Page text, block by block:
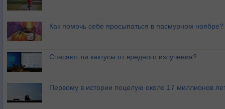
Как помочь себе просыпаться в пасмурном ноябре?
Спасают ли кактусы от вредного излучения?
Первому в истории поцелую около 17 миллионов